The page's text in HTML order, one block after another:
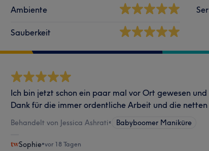
Ambiente
Sauberkeit
Ich bin jetzt schon ein paar mal vor Ort gewesen
Dank für die immer ordentliche Arbeit und die
Behandelt von Jessica Ashrati• Babyboomer Maniküre
Sophie•vor 18 Tagen